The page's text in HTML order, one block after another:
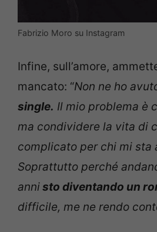
Fabrizio Moro su Instagram
Infine, sull’amore,
mancato: “Non ne ho
single. Il mio problema è
ma condividere la vita di
complicato per chi mi sta
Soprattutto perché
annisto diventando un
difficile, me ne rendo